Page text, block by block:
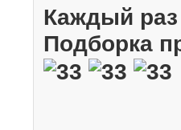
Каждый
Подборка